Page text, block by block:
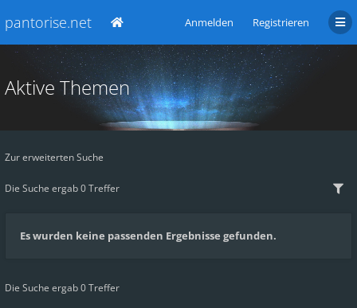
pantorise.net Anmelden Registrieren
Aktive Themen
Zur erweiterten Suche
Die Suche ergab 0 Treffer
Es wurden keine passenden Ergebnisse gefunden.
Die Suche ergab 0 Treffer